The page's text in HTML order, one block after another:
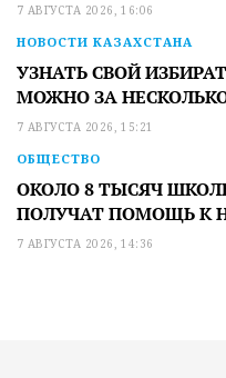
7 АВГУСТА 2026, 16:06
НОВОСТИ КАЗАХСТАНА
УЗНАТЬ СВОЙ
МОЖНО ЗА
7 АВГУСТА 2026, 15:21
ОБЩЕСТВО
ОКОЛО 8 ТЫСЯЧ
ПОЛУЧАТ ПОМОЩЬ К
7 АВГУСТА 2026, 14:36